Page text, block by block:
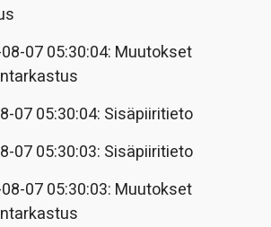
07 05:30:04: Muutokset
07 05:30:04: Sisäpiiritieto
07 05:30:03: Sisäpiiritieto
07 05:30:03: Muutokset